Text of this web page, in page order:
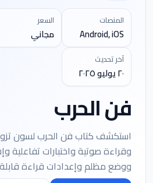
المنصات
Android, iOS
السعر
مجاني
آخر تحديث
٢٠ يوليو ٢٠٢٥
فن الحرب
استكشف كتاب فن الحرب لسون
وقراءة صوتية واختبارات تفاعلية
ووضع مظلم وإعدادات قراءة